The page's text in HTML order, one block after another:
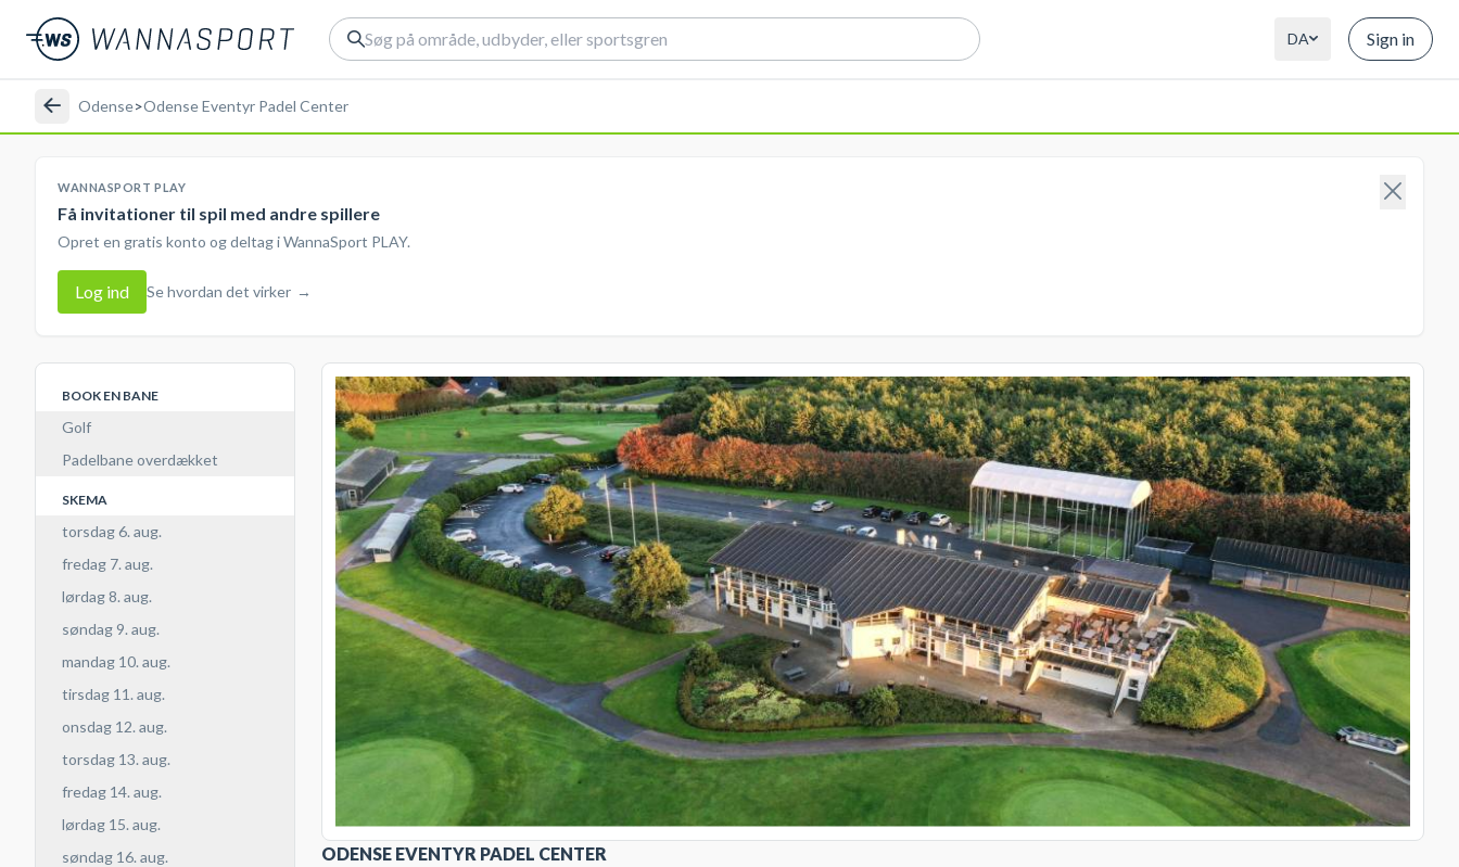
DA Sign in
Odense>Odense Eventyr Padel Center
WANNASPORT PLAY
Få invitationer til spil med andre spillere
Opret en gratis konto og deltag i WannaSport PLAY.
Log ind Se hvordan det virker →
BOOK EN BANE
Golf
Padelbane overdækket
SKEMA
torsdag 6. aug.
fredag 7. aug.
lørdag 8. aug.
søndag 9. aug.
mandag 10. aug.
tirsdag 11. aug.
onsdag 12. aug.
torsdag 13. aug.
fredag 14. aug.
lørdag 15. aug.
søndag 16. aug.
ODENSE EVENTYR PADEL CENTER